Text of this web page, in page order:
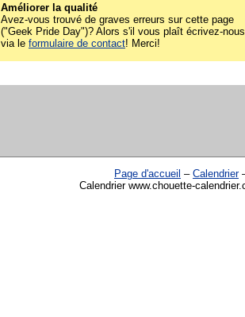
Améliorer la qualité
Avez-vous trouvé de graves erreurs sur cette page
("Geek Pride Day")? Alors s'il vous plaît écrivez-nous
via le formulaire de contact! Merci!
Page d'accueil – Calendrier
Calendrier www.chouette-